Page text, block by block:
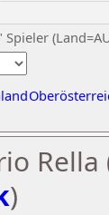
Rella
)